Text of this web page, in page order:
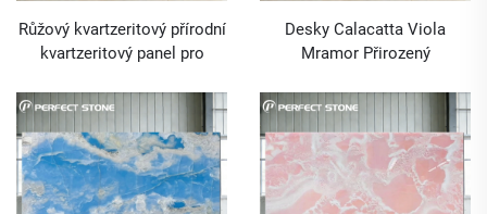
Růžový kvartzeritový přírodní
kvartzeritový panel pro
Desky Calacatta Viola
Mramor Přirozený